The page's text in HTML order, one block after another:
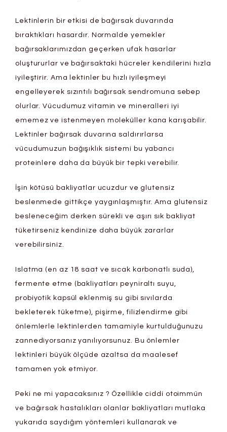
Lektinlerin bir etkisi de bağırsak duvarında
bıraktıkları hasardır. Normalde yemekler
bağırsaklarımızdan geçerken ufak hasarlar
oluştururlar ve bağırsaktaki hücreler kendilerini hızla
iyileştirir. Ama lektinler bu hızlı iyileşmeyi
engelleyerek sızıntılı bağırsak sendromuna sebep
olurlar. Vücudumuz vitamin ve mineralleri iyi
ememez ve istenmeyen moleküller kana karışabilir.
Lektinler bağırsak duvarına saldırırlarsa
vücudumuzun bağışıklık sistemi bu yabancı
proteinlere daha da büyük bir tepki verebilir.
İşin kötüsü bakliyatlar ucuzdur ve glutensiz
beslenmede gittikçe yaygınlaşmıştır. Ama glutensiz
besleneceğim derken sürekli ve aşırı sık bakliyat
tüketirseniz kendinize daha büyük zararlar
verebilirsiniz.
Islatma (en az 18 saat ve sıcak karbonatlı suda),
fermente etme (bakliyatları peyniraltı suyu,
probiyotik kapsül eklenmiş su gibi sıvılarda
bekleterek tüketme), pişirme, filizlendirme gibi
önlemlerle lektinlerden tamamiyle kurtulduğunuzu
zannediyorsanız yanılıyorsunuz. Bu önlemler
lektinleri büyük ölçüde azaltsa da maalesef
tamamen yok etmiyor.
Peki ne mi yapacaksınız ? Özellikle ciddi otoimmün
ve bağırsak hastalıkları olanlar bakliyatları mutlaka
yukarıda saydığım yöntemleri kullanarak ve